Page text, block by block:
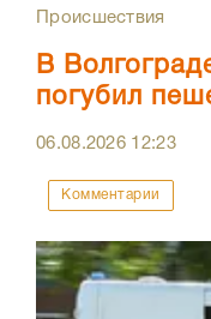
Происшествия
В
погубил
06.08.2026 12:23
Комментарии